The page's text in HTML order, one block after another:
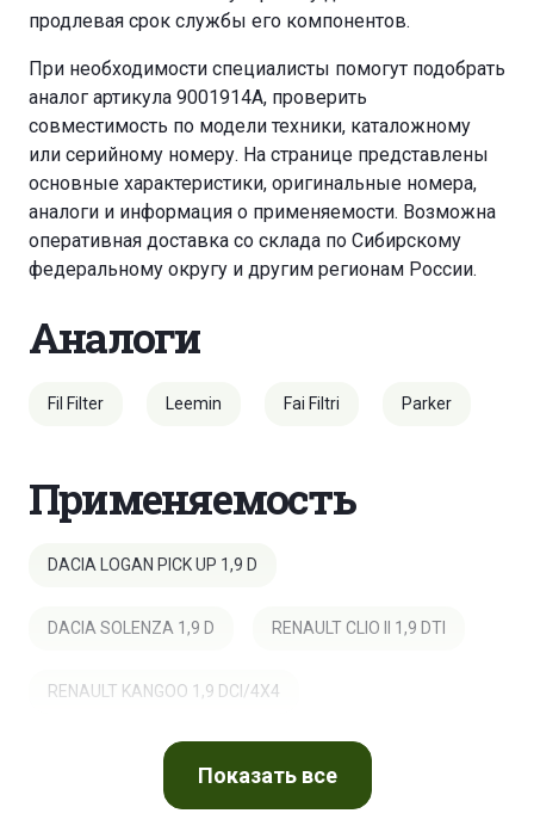
продлевая срок службы его компонентов.
При необходимости специалисты помогут подобрать
аналог артикула 9001914A, проверить
совместимость по модели техники, каталожному
или серийному номеру. На странице представлены
основные характеристики, оригинальные номера,
аналоги и информация о применяемости. Возможна
оперативная доставка со склада по Сибирскому
федеральному округу и другим регионам России.
Аналоги
Fil Filter Leemin Fai Filtri Parker
Применяемость
DACIA LOGAN PICK UP 1,9 D
DACIA SOLENZA 1,9 D RENAULT CLIO II 1,9 DTI
RENAULT KANGOO 1,9 DCI/4X4
RENAULT KANGOO 1,9 DIESEL D55
Показатьвсе